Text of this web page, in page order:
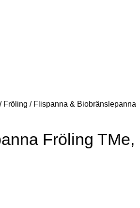
/ Fröling / Flispanna & Biobränslepanna
Fröling TMe,